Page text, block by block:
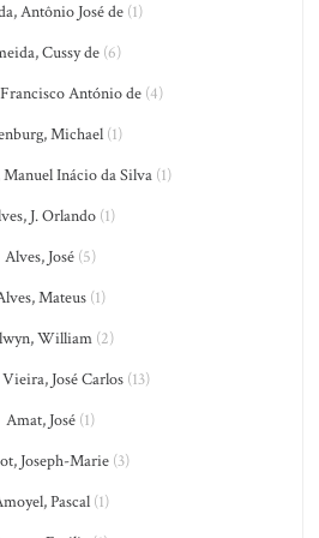
Antônio José de (1)
Cussy de (6)
António de (4)
Michael (1)
Inácio da Silva(1)
J. Orlando(1)
Alves, José (5)
Mateus (1)
William(2)
José Carlos (13)
Amat, José (1)
Joseph-Marie (3)
Pascal(1)